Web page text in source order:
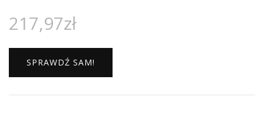
217,97zł
SPRAWDŹ SAM!